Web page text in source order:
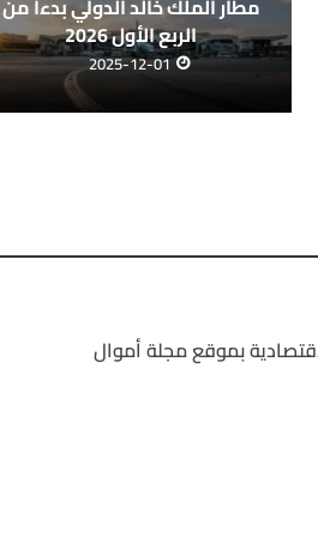
الربع الأول 2026
2025-12-01
بموقع مجلة أموال